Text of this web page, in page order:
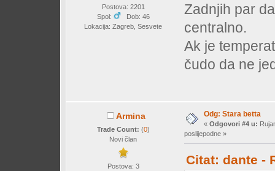
Postova: 2201
Spol:
Dob: 46
Lokacija: Zagreb, Sesvete
Zadnjih par
centralno.
Ak je
čudo da ne
Armina
Trade Count: (0)
Novi član
Postova: 3
Odg: Stara betta
« Odgovori #4 u:
poslijepodne »
Citat: dante -